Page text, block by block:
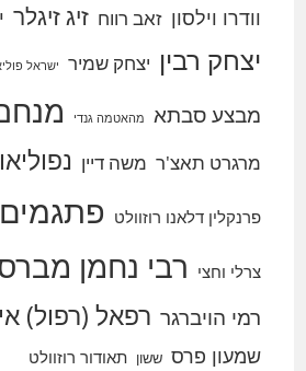
וודרו וילסון זאב רווח זיג זיגלר
יצחק רבין יצחק שמיר ישראל
מבצע סבתא מהאטמה גנדי
מרגרט תאצ'ר משה דיין
פרנקלין דלאנו רוזוולט פתגמים
צרלי וחצי רבי נחמן
רמי הויברגר רפאל (רפול)
שמעון פרס ששון תאודור רוזוולט